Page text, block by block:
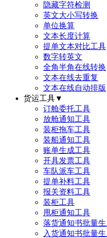
隐藏字符检测
英文大小写转换
单位换算
文本长度计算
提单文本对比工具
数字转英文
全角半角在线转换
文本在线去重复
文本在线自动排版
货运工具▼
订舱委托工具
放舱通知工具
装柜拖车工具
装船通知工具
账单生成工具
开具发票工具
车队派车工具
提单补料工具
报关资料工具
装柜工具
甩柜通知工具
落货通知书批量
入货通知书批量